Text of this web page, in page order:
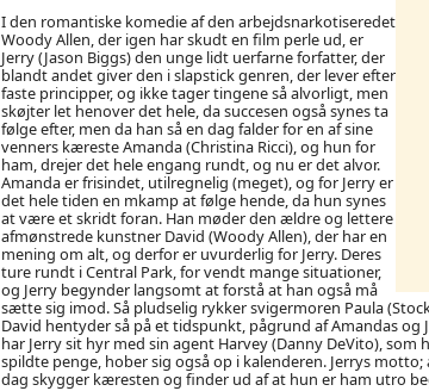
I den romantiske komedie af den arbejdsnarkotiseredet
Woody Allen, der igen har skudt en film perle ud, er
Jerry (Jason Biggs) den unge lidt uerfarne forfatter, der
blandt andet giver den i slapstick genren, der lever efter
faste principper, og ikke tager tingene så alvorligt, men
skøjter let henover det hele, da succesen også synes ta
følge efter, men da han så en dag falder for en af sine
venners kæreste Amanda (Christina Ricci), og hun for
ham, drejer det hele engang rundt, og nu er det alvor.
Amanda er frisindet, utilregnelig (meget), og for Jerry er
det hele tiden en mkamp at følge hende, da hun synes
at være et skridt foran. Han møder den ældre og lettere
afmønstrede kunstner David (Woody Allen), der har en
mening om alt, og derfor er uvurderlig for Jerry. Deres
ture rundt i Central Park, for vendt mange situationer,
og Jerry begynder langsomt at forstå at han også må
sætte sig imod. Så pludselig rykker svigermoren Paula
David hentyder så på et tidspunkt, pågrund af Amandas
har Jerry sit hyr med sin agent Harvey (Danny DeVito),
spildte penge, hober sig også op i kalenderen. Jerrys
dag skygger kæresten og finder ud af at hun er ham utro